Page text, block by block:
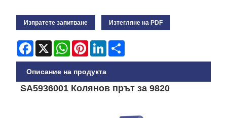
Изпратете запитване Изтегляне на PDF
Facebook
X WhatsApp
PinterestLinkedIn
Описание на продукта
SA5936001 Колянов прът за 9820